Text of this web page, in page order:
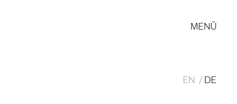
MENÜ
EN DE